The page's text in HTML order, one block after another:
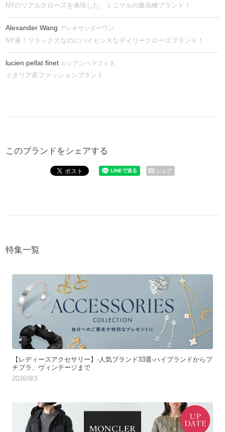
NYのリアルクローズを表現した、ミニマルの最高峰ブランド！
Alexander Wang アレキサンダーワン
NY発！リラックスなのにハイセンスなデイリークローズブランド！
lucien pellat finet ルシアンペラフィネ
イタリア産ファッションブランド
このブランドをシェアする
シェア
特集一覧
【レディースアクセサリー】-人気ブランド33選-ハイブランドからプ
チプラ、ヴィンテージまで
2026/8/3